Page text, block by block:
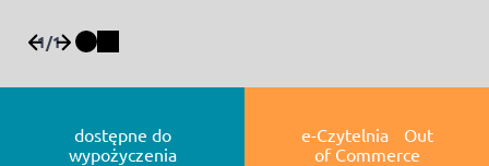
1/1
dostępne do
wypożyczenia
e-Czytelnia Out
of Commerce